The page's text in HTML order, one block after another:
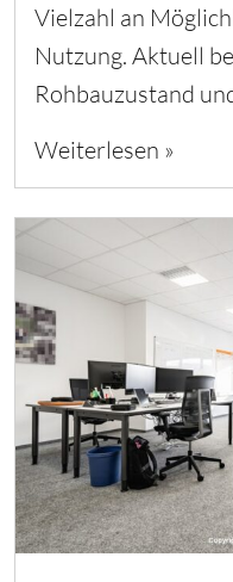
Vielzahl an
Nutzung. Aktuell
Rohbauzustand
Weiterlesen »